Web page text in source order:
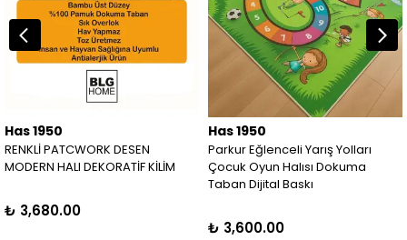
Has 1950
RENKLİ PATCWORK DESEN
MODERN HALI DEKORATİF KİLİM
₺ 3,680.00
Has 1950
Parkur Eğlenceli Yarış Yolları
Çocuk Oyun Halısı Dokuma
Taban Dijital Baskı
₺ 3,600.00